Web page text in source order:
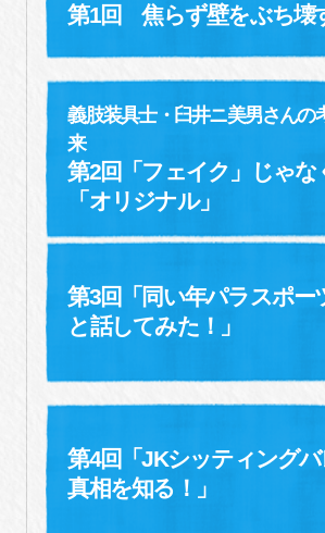
第1回 焦らず壁をぶち壊
義肢装具士・臼井ニ美男さんの
来
第2回「フェイク」じゃな
「オリジナル」
第3回「同い年パラスポー
と話してみた！」
第4回「JKシッティング
真相を知る！」